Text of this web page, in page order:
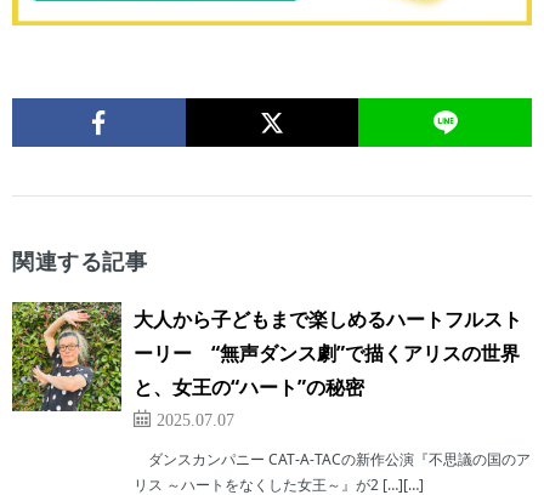
関連する記事
大人から子どもまで楽しめるハートフルスト
ーリー “無声ダンス劇”で描くアリスの世界
と、女王の“ハート”の秘密
2025.07.07
ダンスカンパニー CAT-A-TACの新作公演『不思議の国のア
リス ～ハートをなくした女王～』が2 […][…]